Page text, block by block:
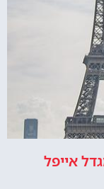
אייפל